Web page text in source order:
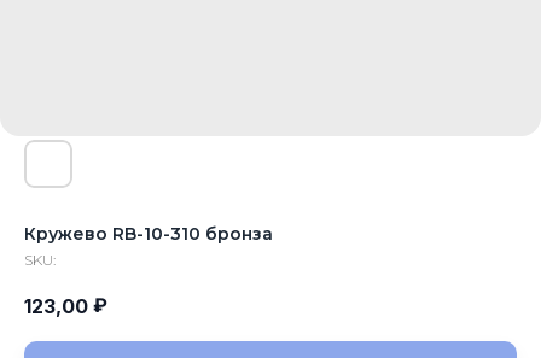
Кружево RB-10-310 бронза
SKU:
123,00 ₽